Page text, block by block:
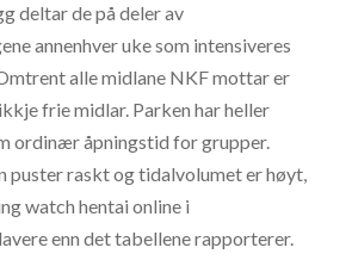
deltar de på deler av
annenhver uke som intensiveres
alle midlane NKF mottar er
frie midlar. Parken har heller
ordinær åpningstid for grupper.
puster raskt og tidalvolumet er høyt,
watch hentai online i
enn det tabellene rapporterer.